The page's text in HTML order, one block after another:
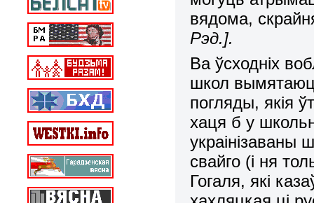
вядома,
Рэд.].
Ва ўсходніх
школ
погляды, якія
хаця б у
украінізаваны
свайго (і ня
Гогаля, які